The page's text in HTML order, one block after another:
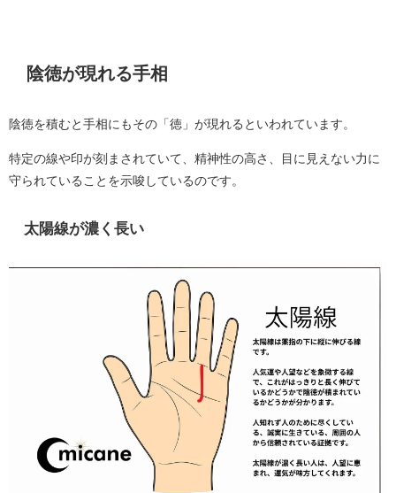
陰徳が現れる手相
陰徳を積むと手相にもその「徳」が現れるといわれています。
特定の線や印が刻まされていて、精神性の高さ、目に見えない力に
守られていることを示唆しているのです。
太陽線が濃く長い